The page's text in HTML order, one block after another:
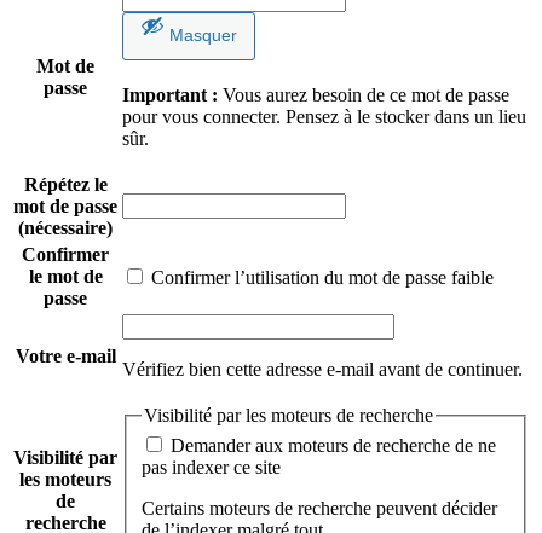
Mot de
passe
Masquer
Important : Vous aurez besoin de ce mot de passe
pour vous connecter. Pensez à le stocker dans un lieu
sûr.
Répétez le
mot de passe
(nécessaire)
Confirmer
le mot de
passe
Confirmer l’utilisation du mot de passe faible
Votre e-mail
Vérifiez bien cette adresse e-mail avant de continuer.
Visibilité par
les moteurs
de
recherche
Visibilité par les moteurs de recherche
pas indexer ce site
Certains moteurs de recherche peuvent décider